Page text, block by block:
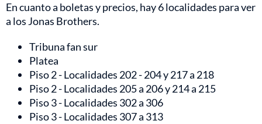
En cuanto a boletas y precios, hay 6 localidades para ver
a los Jonas Brothers.
Tribuna fan sur
Platea
Piso 2 - Localidades 202 - 204 y 217 a 218
Piso 2 - Localidades 205 a 206 y 214 a 215
Piso 3 - Localidades 302 a 306
Piso 3 - Localidades 307 a 313